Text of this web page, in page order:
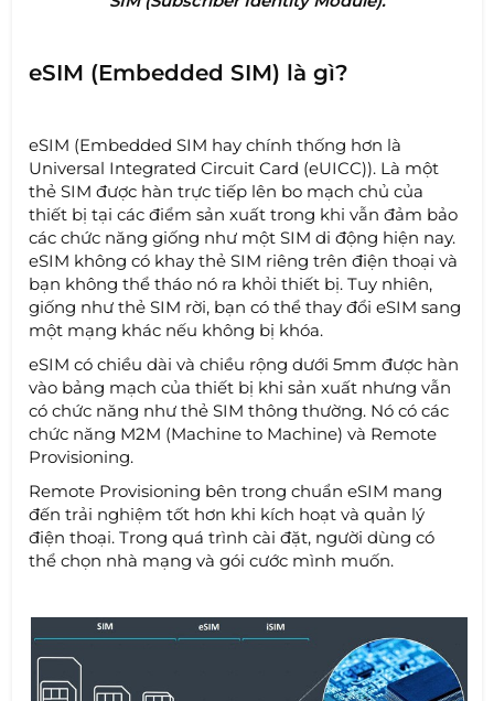
eSIM (Embedded SIM) là gì?
eSIM (Embedded SIM hay chính thống hơn là
Universal Integrated Circuit Card (eUICC)). Là một
thẻ SIM được hàn trực tiếp lên bo mạch chủ của
thiết bị tại các điểm sản xuất trong khi vẫn đảm bảo
các chức năng giống như một SIM di động hiện nay.
eSIM không có khay thẻ SIM riêng trên điện thoại và
bạn không thể tháo nó ra khỏi thiết bị. Tuy nhiên,
giống như thẻ SIM rời, bạn có thể thay đổi eSIM sang
một mạng khác nếu không bị khóa.
eSIM có chiều dài và chiều rộng dưới 5mm được hàn
vào bảng mạch của thiết bị khi sản xuất nhưng vẫn
có chức năng như thẻ SIM thông thường. Nó có các
chức năng M2M (Machine to Machine) và Remote
Provisioning.
Remote Provisioning bên trong chuẩn eSIM mang
đến trải nghiệm tốt hơn khi kích hoạt và quản lý
điện thoại. Trong quá trình cài đặt, người dùng có
thể chọn nhà mạng và gói cước mình muốn.